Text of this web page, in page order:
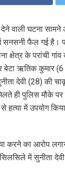
वाली घटना
सनसनी फैल गई है।
के परांची
ऋतिक कुमार (6
देवी (28)
ही पुलिस मौके
में उपयोग
करने का आरोप
में सुनीता